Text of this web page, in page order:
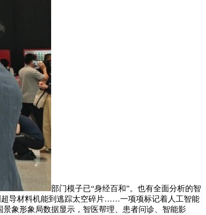
部门模子已“身经百和”。也有全面分析的智
超导材料机能到逃踪太空碎片……一项项标记着人工智能
象形象局数据显示，智医帮理、患者问诊、智能影